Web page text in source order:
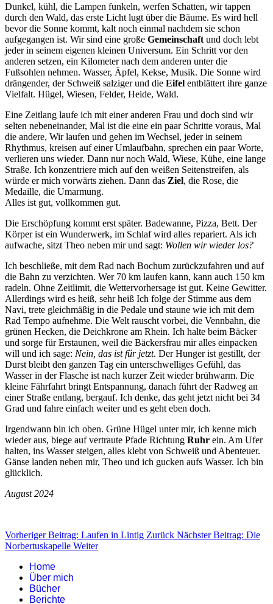
Dunkel, kühl, die Lampen funkeln, werfen Schatten, wir tappen
durch den Wald, das erste Licht lugt über die Bäume. Es wird hell
bevor die Sonne kommt, kalt noch einmal nachdem sie schon
aufgegangen ist. Wir sind eine große Gemeinschaft und doch lebt
jeder in seinem eigenen kleinen Universum. Ein Schritt vor den
anderen setzen, ein Kilometer nach dem anderen unter die
Fußsohlen nehmen. Wasser, Äpfel, Kekse, Musik. Die Sonne wird
drängender, der Schweiß salziger und die Eifel entblättert ihre ganze
Vielfalt. Hügel, Wiesen, Felder, Heide, Wald.
Eine Zeitlang laufe ich mit einer anderen Frau und doch sind wir
selten nebeneinander, Mal ist die eine ein paar Schritte voraus, Mal
die andere, Wir laufen und gehen im Wechsel, jeder in seinem
Rhythmus, kreisen auf einer Umlaufbahn, sprechen ein paar Worte,
verlieren uns wieder. Dann nur noch Wald, Wiese, Kühe, eine lange
Straße. Ich konzentriere mich auf den weißen Seitenstreifen, als
würde er mich vorwärts ziehen. Dann das Ziel, die Rose, die
Medaille, die Umarmung.
Alles ist gut, vollkommen gut.
Die Erschöpfung kommt erst später. Badewanne, Pizza, Bett. Der
Körper ist ein Wunderwerk, im Schlaf wird alles repariert. Als ich
aufwache, sitzt Theo neben mir und sagt: Wollen wir wieder los?
Ich beschließe, mit dem Rad nach Bochum zurückzufahren und auf
die Bahn zu verzichten. Wer 70 km laufen kann, kann auch 150 km
radeln. Ohne Zeitlimit, die Wettervorhersage ist gut. Keine Gewitter.
Allerdings wird es heiß, sehr heiß Ich folge der Stimme aus dem
Navi, trete gleichmäßig in die Pedale und staune wie ich mit dem
Rad Tempo aufnehme. Die Welt rauscht vorbei, die Vennbahn, die
grünen Hecken, die Deichkrone am Rhein. Ich halte beim Bäcker
und sorge für Erstaunen, weil die Bäckersfrau mir alles einpacken
will und ich sage: Nein, das ist für jetzt. Der Hunger ist gestillt, der
Durst bleibt den ganzen Tag ein unterschwelliges Gefühl, das
Wasser in der Flasche ist nach kurzer Zeit wieder brühwarm. Die
kleine Fährfahrt bringt Entspannung, danach führt der Radweg an
einer Straße entlang, bergauf. Ich denke, das geht jetzt nicht bei 34
Grad und fahre einfach weiter und es geht eben doch.
Irgendwann bin ich oben. Grüne Hügel unter mir, ich kenne mich
wieder aus, biege auf vertraute Pfade Richtung Ruhr ein. Am Ufer
halten, ins Wasser steigen, alles klebt von Schweiß und Abenteuer.
Gänse landen neben mir, Theo und ich gucken aufs Wasser. Ich bin
glücklich.
August 2024
Vorheriger Beitrag: Laufen in Lintig Zurück Nächster Beitrag: Die
Norbertuskapelle Weiter
Home
Über mich
Bücher
Berichte